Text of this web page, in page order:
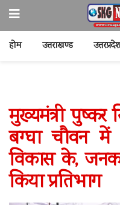
होम उत्तराखण्ड
मुख्यमंत्री
बग्घा चौवन में
विकास के,
किया प्रतिभाग